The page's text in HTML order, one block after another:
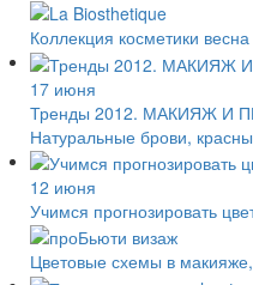
Коллекция косметики
17 июня
Тренды 2012. МАКИЯЖ И
Натуральные брови,
12 июня
Учимся прогнозировать
Цветовые схемы в